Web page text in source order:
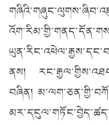
ནས།
བཞིན།